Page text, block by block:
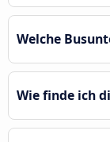
Welche
Wie finde ich